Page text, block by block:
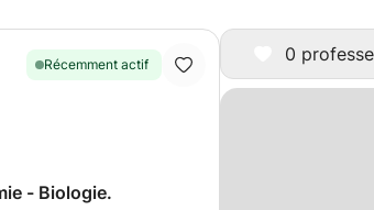
0
Récemment actif
- Biologie.